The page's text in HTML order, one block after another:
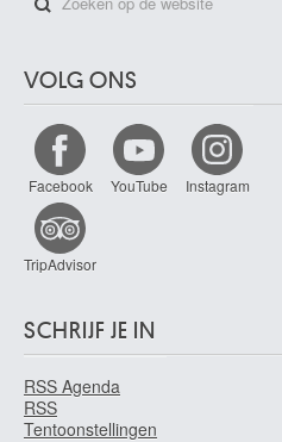
VOLG ONS
Facebook YouTube Instagram
TripAdvisor
SCHRIJF JE IN
RSS Agenda
RSS
Tentoonstellingen